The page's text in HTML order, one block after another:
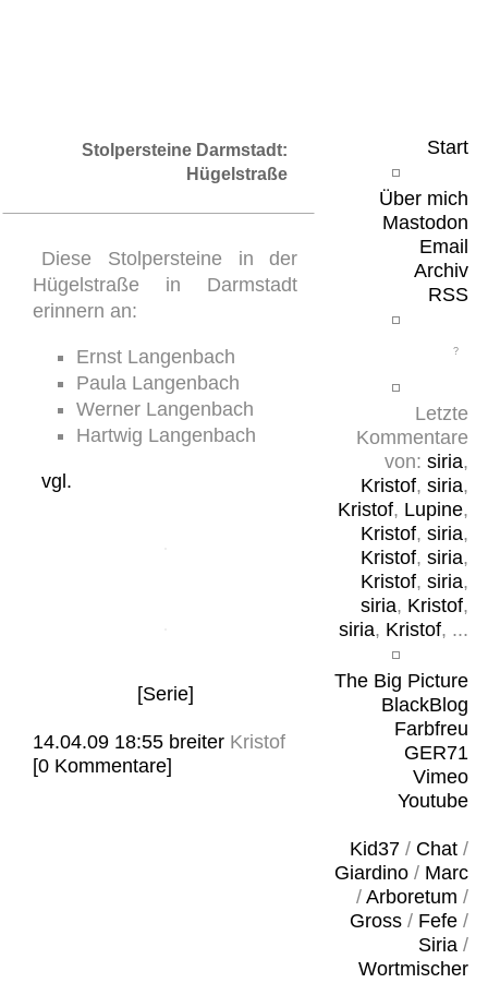
Start
Über mich
Mastodon
Email
Archiv
RSS
Letzte
Kommentare
von: siria,
Kristof, siria,
Kristof, Lupine,
Kristof, siria,
Kristof, siria,
Kristof, siria,
siria, Kristof,
siria, Kristof, ...
The Big Picture
BlackBlog
Farbfreu
GER71
Vimeo
Youtube
Kid37/ Chat/
Giardino/ Marc
/ Arboretum /
Gross/ Fefe/
Siria/
Wortmischer
Stolpersteine Darmstadt:
Hügelstraße
Diese Stolpersteine in der
Hügelstraße in Darmstadt
erinnern an:
Ernst Langenbach
Paula Langenbach
Werner Langenbach
Hartwig Langenbach
vgl.
[Serie]
14.04.09 18:55 breiter Kristof
[0 Kommentare]